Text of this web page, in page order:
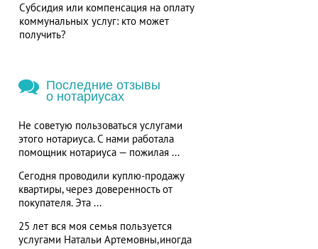
Субсидия или компенсация на оплату
коммунальных услуг: кто может
получить?
Последние отзывы
о нотариусах
Не советую пользоваться услугами
этого нотариуса. С нами работала
помощник нотариуса — пожилая ...
Сегодня проводили куплю-продажу
квартиры, через доверенность от
покупателя. Эта ...
25 лет вся моя семья пользуется
услугами Натальи Артемовны,иногда